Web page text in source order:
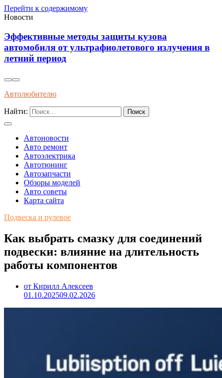
Перейти к содержимому
Новости
в
Как распознать оригинальные запчасти по
упаковке и сертификатам качества
Автолюбителю
Найти:
Автоновости
Авто ремонт
Автоэлектрика
Автотюнинг
Автозапчасти
Обзоры моделей
Авто советы
Карта сайта
Подвеска и рулевое
Как выбрать смазку для соединений
подвески: влияние на длительность
работы компонентов
от Кирилл Алексеев
01.10.202509.02.2026